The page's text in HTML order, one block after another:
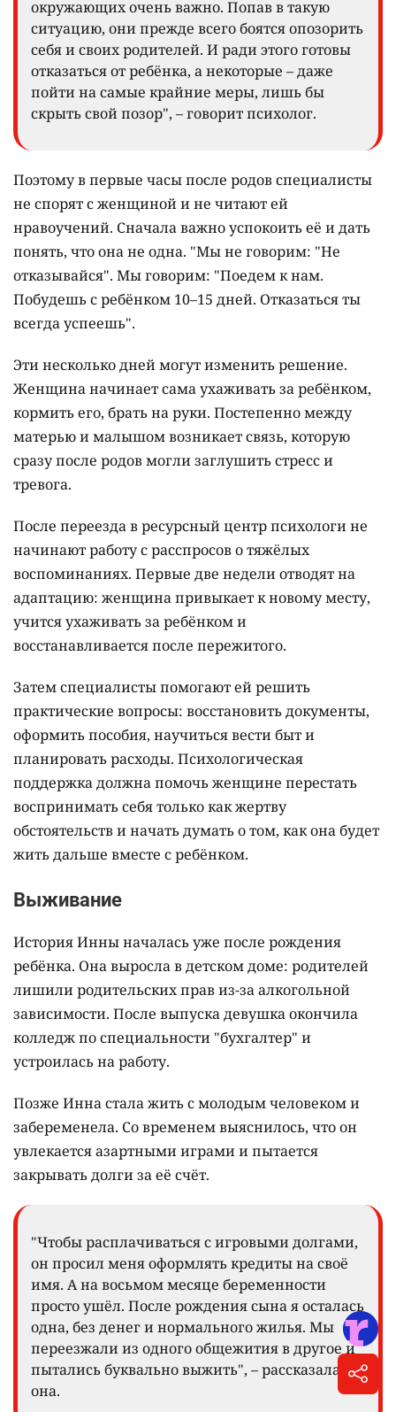
окружающих очень важно. Попав в такую
ситуацию, они прежде всего боятся опозорить
себя и своих родителей. И ради этого готовы
отказаться от ребёнка, а некоторые – даже
пойти на самые крайние меры, лишь бы
скрыть свой позор", – говорит психолог.
Поэтому в первые часы после родов специалисты
не спорят с женщиной и не читают ей
нравоучений. Сначала важно успокоить её и дать
понять, что она не одна. "Мы не говорим: "Не
отказывайся". Мы говорим: "Поедем к нам.
Побудешь с ребёнком 10–15 дней. Отказаться ты
всегда успеешь".
Эти несколько дней могут изменить решение.
Женщина начинает сама ухаживать за ребёнком,
кормить его, брать на руки. Постепенно между
матерью и малышом возникает связь, которую
сразу после родов могли заглушить стресс и
тревога.
После переезда в ресурсный центр психологи не
начинают работу с расспросов о тяжёлых
воспоминаниях. Первые две недели отводят на
адаптацию: женщина привыкает к новому месту,
учится ухаживать за ребёнком и
восстанавливается после пережитого.
Затем специалисты помогают ей решить
практические вопросы: восстановить документы,
оформить пособия, научиться вести быт и
планировать расходы. Психологическая
поддержка должна помочь женщине перестать
воспринимать себя только как жертву
обстоятельств и начать думать о том, как она будет
жить дальше вместе с ребёнком.
Выживание
История Инны началась уже после рождения
ребёнка. Она выросла в детском доме: родителей
лишили родительских прав из-за алкогольной
зависимости. После выпуска девушка окончила
колледж по специальности "бухгалтер" и
устроилась на работу.
Позже Инна стала жить с молодым человеком и
забеременела. Со временем выяснилось, что он
увлекается азартными играми и пытается
закрывать долги за её счёт.
"Чтобы расплачиваться с игровыми долгами,
он просил меня оформлять кредиты на своё
имя. А на восьмом месяце беременности
просто ушёл. После рождения сына я осталась
одна, без денег и нормального жилья. Мы
переезжали из одного общежития в другое и
пытались буквально выжить", – рассказала
она.